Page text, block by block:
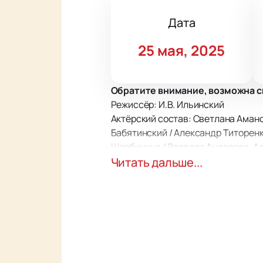
Дата
25 мая, 2025
Обратите внимание, возможна
Режиссёр: И.В. Ильинский
Актёрский состав: Светлана
Бабятинский / Александр
Щербинина / Варвара Андреева,
Владимир Дубровский / Виктор
этой постановки.
дополнительную историческую
Читать дальше...